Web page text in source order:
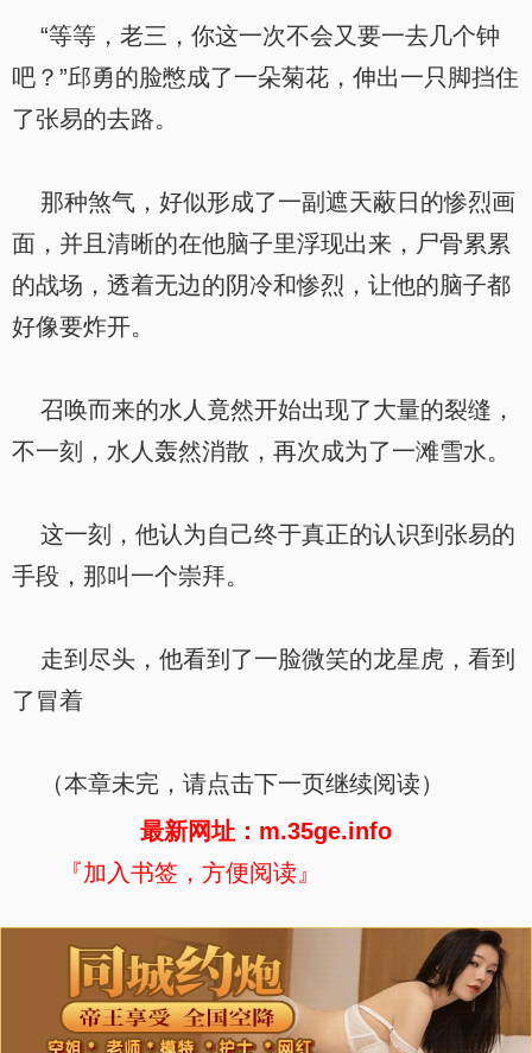
“等等，老三，你这一次不会又要一去几个钟
吧？”邱勇的脸憋成了一朵菊花，伸出一只脚挡住
了张易的去路。
那种煞气，好似形成了一副遮天蔽日的惨烈画
面，并且清晰的在他脑子里浮现出来，尸骨累累
的战场，透着无边的阴冷和惨烈，让他的脑子都
好像要炸开。
召唤而来的水人竟然开始出现了大量的裂缝，
不一刻，水人轰然消散，再次成为了一滩雪水。
这一刻，他认为自己终于真正的认识到张易的
手段，那叫一个崇拜。
走到尽头，他看到了一脸微笑的龙星虎，看到
了冒着
（本章未完，请点击下一页继续阅读）
最新网址：m.35ge.info
『加入书签，方便阅读』